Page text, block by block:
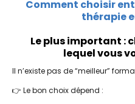
Comment choisir
thérapie
Le plus important :
lequel vous
Il n’existe pas de “meilleur”
👉 Le bon choix dépend :